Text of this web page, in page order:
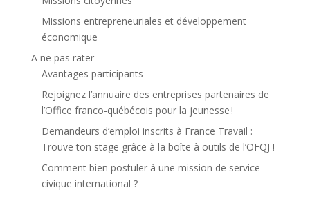
Missions entrepreneuriales et développement
économique
A ne pas rater
Avantages participants
Rejoignez l’annuaire des entreprises partenaires de
l’Office franco-québécois pour la jeunesse !
Demandeurs d’emploi inscrits à France Travail :
Trouve ton stage grâce à la boîte à outils de l’OFQJ !
Comment bien postuler à une mission de service
civique international ?